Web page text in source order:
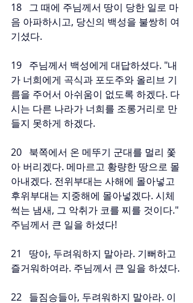
18   그 때에 주님께서 땅이 당한 일로 마
음 아파하시고, 당신의 백성을 불쌍히 여
기셨다.
19   주님께서 백성에게 대답하셨다. "내
가 너희에게 곡식과 포도주와 올리브 기
름을 주어서 아쉬움이 없도록 하겠다. 다
시는 다른 나라가 너희를 조롱거리로 만
들지 못하게 하겠다.
20   북쪽에서 온 메뚜기 군대를 멀리 쫓
아 버리겠다. 메마르고 황량한 땅으로 몰
아내겠다. 전위부대는 사해에 몰아넣고
후위부대는 지중해에 몰아넣겠다. 시체
썩는 냄새, 그 악취가 코를 찌를 것이다."
주님께서 큰 일을 하셨다!
21   땅아, 두려워하지 말아라. 기뻐하고
즐거워하여라. 주님께서 큰 일을 하셨다.
22   들짐승들아, 두려워하지 말아라. 이